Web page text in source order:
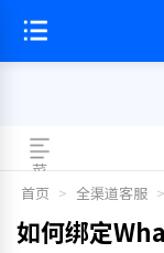
菜
单
首页 > 全渠道客服 >
如何绑定